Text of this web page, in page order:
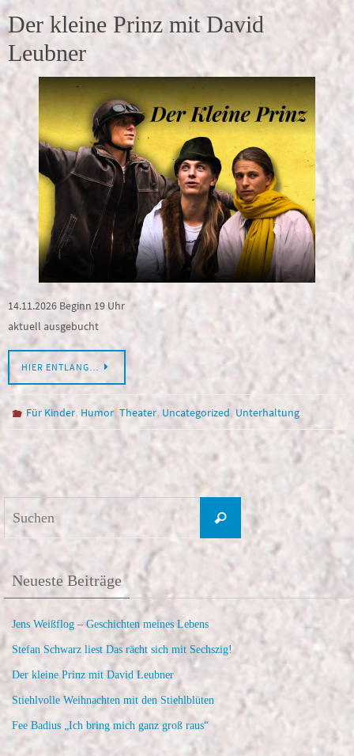
Der kleine Prinz mit David
Leubner
14.11.2026 Beginn 19 Uhr
aktuell ausgebucht
HIER ENTLANG…
Für Kinder, Humor,Theater, Uncategorized,Unterhaltung
nach:
Suchen
Neueste Beiträge
Jens Weißflog – Geschichten meines Lebens
Stefan Schwarz liest Das rächt sich mit Sechszig!
Der kleine Prinz mit David Leubner
Stiehlvolle Weihnachten mit den Stiehlblüten
Fee Badius „Ich bring mich ganz groß raus“